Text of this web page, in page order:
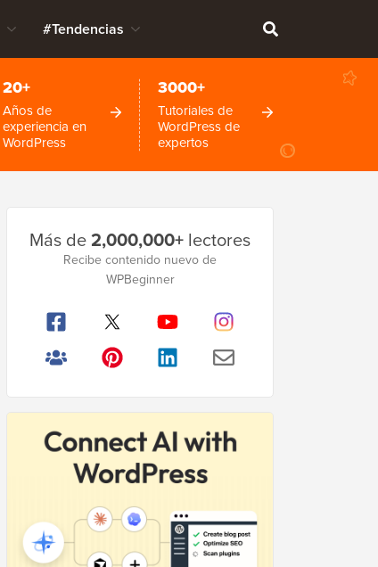
#Tendencias
20+
Años de
experiencia en
WordPress
3000+
Tutoriales de
WordPress de
expertos
lateral
Más de2,000,000+ lectores
Recibe contenido nuevo de
WPBeginner